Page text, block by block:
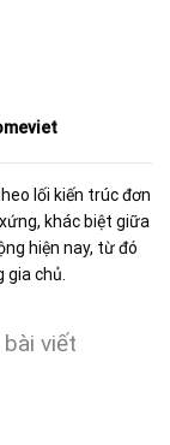
lối kiến trúc đơn
khác biệt giữa
hiện nay, từ đó
chủ.
bài viết